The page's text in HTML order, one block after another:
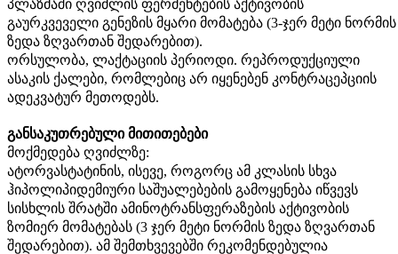
პლაზმაში ღვიძლის ფერმენტების აქტივობის
გაურკვეველი გენეზის მყარი მომატება (3-ჯერ მეტი ნორმის
ზედა ზღვართან შედარებით).
ორსულობა, ლაქტაციის პერიოდი. რეპროდუქციული
ასაკის ქალები, რომლებიც არ იყენებენ კონტრაცეპციის
ადეკვატურ მეთოდებს.
განსაკუთრებული მითითებები
მოქმედება ღვიძლზე:
ატორვასტატინის, ისევე, როგორც ამ კლასის სხვა
ჰიპოლიპიდემიური საშუალებების გამოყენება იწვევს
სისხლის შრატში ამინოტრანსფერაზების აქტივობის
ზომიერ მომატებას (3 ჯერ მეტი ნორმის ზედა ზღვართან
შედარებით). ამ შემთხვევებში რეკომენდებულია